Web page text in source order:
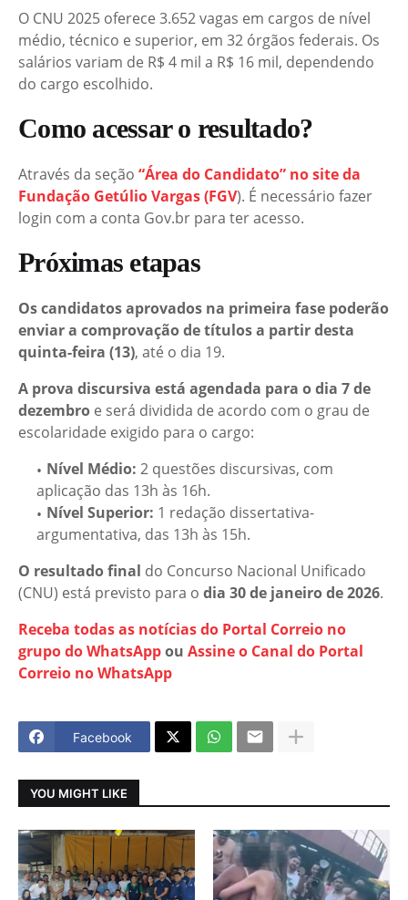
O CNU 2025 oferece 3.652 vagas em cargos de nível
médio, técnico e superior, em 32 órgãos federais. Os
salários variam de R$ 4 mil a R$ 16 mil, dependendo
do cargo escolhido.
Como acessar o resultado?
Através da seção “Área do Candidato” no site da
Fundação Getúlio Vargas (FGV). É necessário fazer
login com a conta Gov.br para ter acesso.
Próximas etapas
Os candidatos aprovados na primeira fase poderão
enviar a comprovação de títulos a partir desta
quinta-feira (13), até o dia 19.
A prova discursiva está agendada para o dia 7 de
dezembro e será dividida de acordo com o grau de
escolaridade exigido para o cargo:
Nível Médio: 2 questões discursivas, com
aplicação das 13h às 16h.
Nível Superior: 1 redação dissertativa-
argumentativa, das 13h às 15h.
O resultado final do Concurso Nacional Unificado
(CNU) está previsto para o dia 30 de janeiro de 2026.
Receba todas as notícias do Portal Correio no
grupo do WhatsAppou Assine o Canal do Portal
Correio no WhatsApp
Facebook
YOU MIGHT LIKE